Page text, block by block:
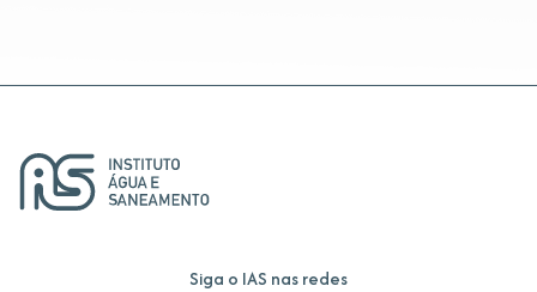
Siga o IAS nas redes